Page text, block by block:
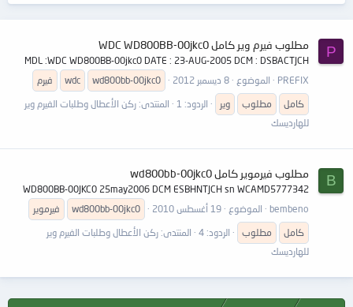
P مطلوب فيرم وير كامل WDC WD800BB-00jkc0
MDL :WDC WD800BB-00jkc0 DATE : 23-AUG-2005 DCM : DSBACTJCH
PREFIX
الموضوع 8 ديسمبر 2012 wd800bb-00jkc0
wdc
فيرم
كامل
مطلوب وير الردود: 1 المنتدى: ركن الأعطال وطلبات الفيرم وير
للهارديسك
B مطلوب فيرموير كامل wd800bb-00jkc0
WD800BB-00JKC0 25may2006 DCM ESBHNTJCH sn WCAMD5777342
bembeno
الموضوع 19 أغسطس 2010 wd800bb-00jkc0
فيرموير
كامل
مطلوب الردود: 4 المنتدى: ركن الأعطال وطلبات الفيرم وير
للهارديسك